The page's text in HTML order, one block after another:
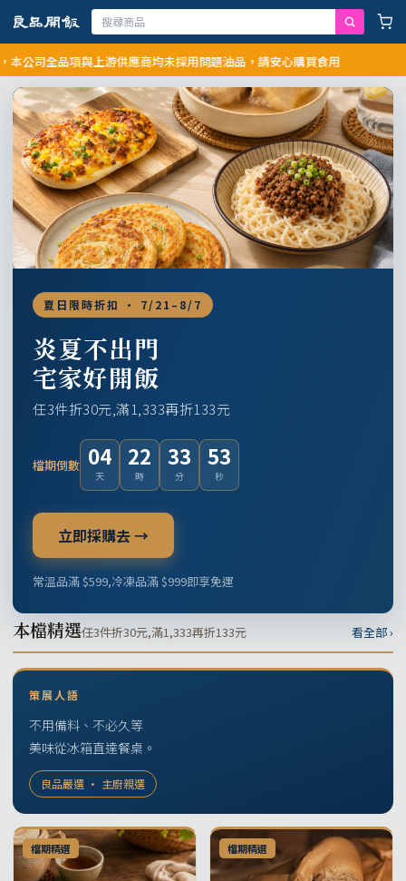
全品項與上游供應商均未採用問題油品，請安心購買食用
夏日限時折扣 · 7/21–8/7
炎夏不出門
宅家好開飯
任3件折30元,滿1,333再折133元
檔期倒數 04
天
22
時
33
分
52
秒
立即採購去 →
常溫品滿 $599,冷凍品滿 $999即享免運
本檔精選任3件折30元,滿1,333再折133元 看全部 ›
策展人語
不用備料、不必久等
美味從冰箱直達餐桌。
良品嚴選 · 主廚親選
檔期精選 檔期精選